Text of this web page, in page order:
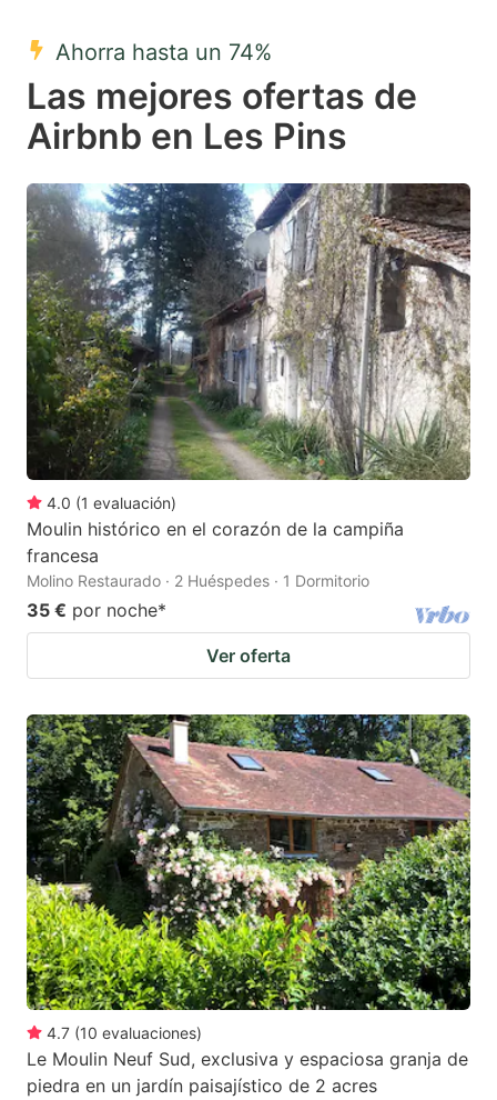
key
to
get
keyboard
shortcuts
for
changing
dates.
to
get
the
keyboard
shortcuts
for
changing
dates.
Ahorra hasta un 74%
Las mejores ofertas de
Airbnb en Les Pins
4.0 (1 evaluación)
Moulin histórico en el corazón de la campiña
francesa
Molino Restaurado · 2 Huéspedes · 1 Dormitorio
35 € por noche*
Ver oferta
4.7 (10 evaluaciones)
Le Moulin Neuf Sud, exclusiva y espaciosa granja de
piedra en un jardín paisajístico de 2 acres